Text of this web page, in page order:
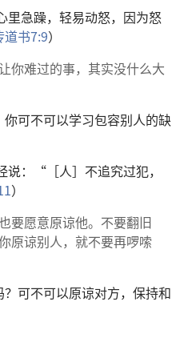
急躁，轻易动怒，因为怒
道书7:9）
你难过的事，其实没什么大
可不可以学习包容别人的缺
说：“［人］不追究过犯，
）
要愿意原谅他。不要翻旧
原谅别人，就不要再啰嗦
可不可以原谅对方，保持和